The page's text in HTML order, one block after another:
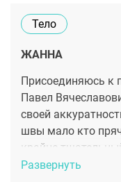
Тело
ЖАННА
Присоединяюсь к
Павел
своей
швы мало кто
крайне
Развернуть